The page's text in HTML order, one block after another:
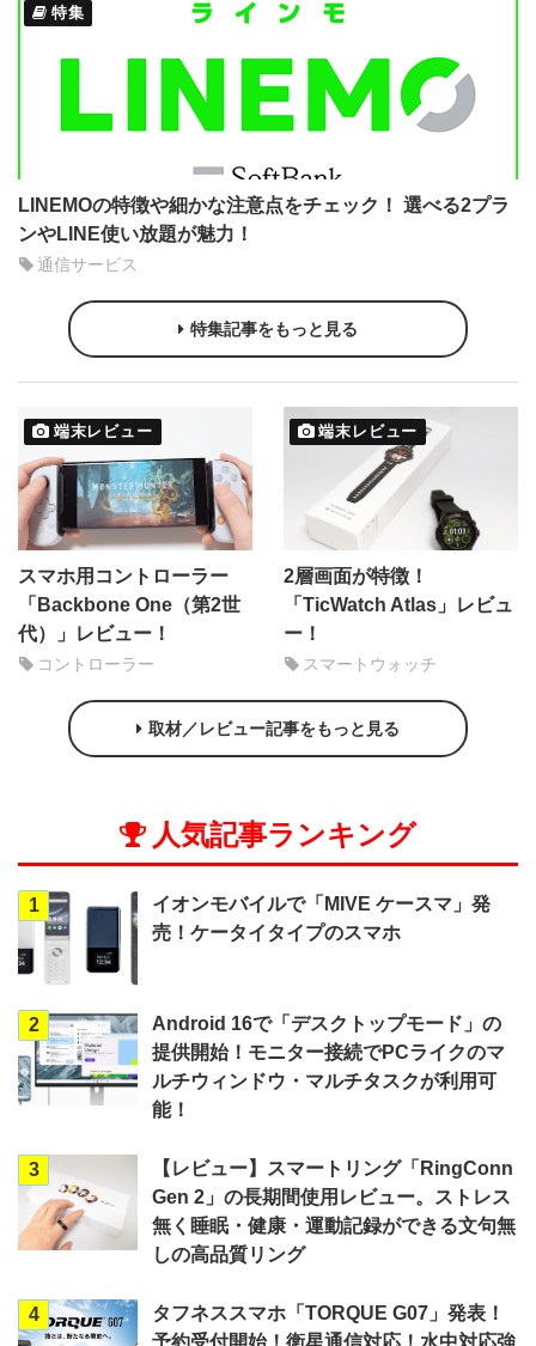
特集
LINEMOの特徴や細かな注意点をチェック！ 選べる2プラ
ンやLINE使い放題が魅力！
通信サービス
特集記事をもっと見る
端末レビュー
スマホ用コントローラー
「Backbone One（第2世
代）」レビュー！
コントローラー
端末レビュー
2層画面が特徴！
「TicWatch Atlas」レビュ
ー！
スマートウォッチ
取材／レビュー記事をもっと見る
人気記事ランキング
1
イオンモバイルで「MIVE ケースマ」発
売！ケータイタイプのスマホ
2
Android 16で「デスクトップモード」の
提供開始！モニター接続でPCライクのマ
ルチウィンドウ・マルチタスクが利用可
能！
3
【レビュー】スマートリング「RingConn
Gen 2」の長期間使用レビュー。ストレス
無く睡眠・健康・運動記録ができる文句無
しの高品質リング
4
タフネススマホ「TORQUE G07」発表！
予約受付開始！衛星通信対応！水中対応強